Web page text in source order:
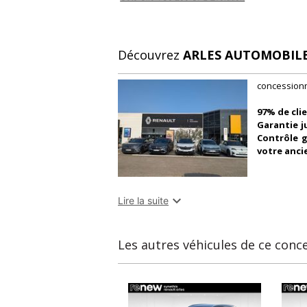
Découvrez ARLES
97% de
Garantie
Contrôle
votre
Lire la suite 
Les autres véhicules de ce